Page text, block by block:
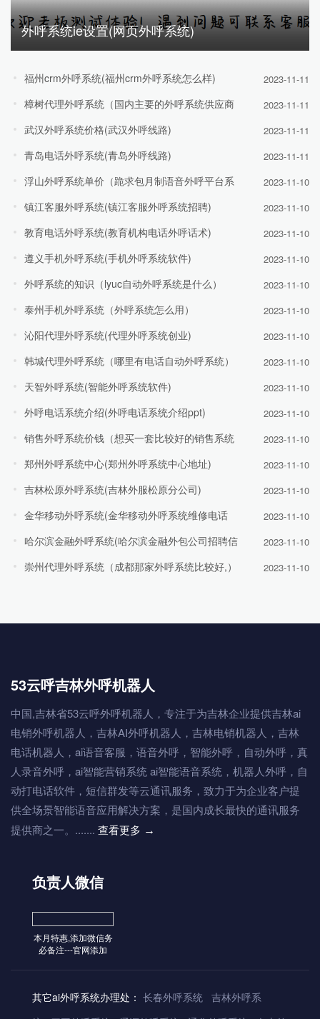
外呼系统ie设置(网页外呼系统)
福州crm外呼系统(福州crm外呼系统怎么样) 2023-11-11
樟树代理外呼系统（国内主要的外呼系统供应商 2023-11-11
武汉外呼系统价格(武汉外呼线路) 2023-11-11
青岛电话外呼系统(青岛外呼线路) 2023-11-11
浮山外呼系统单价（跪求包月制语音外呼平台系 2023-11-10
镇江客服外呼系统(镇江客服外呼系统招聘) 2023-11-10
教育电话外呼系统(教育机构电话外呼话术) 2023-11-10
遵义手机外呼系统(手机外呼系统软件) 2023-11-10
外呼系统的知识（lyuc自动外呼系统是什么） 2023-11-10
泰州手机外呼系统（外呼系统怎么用） 2023-11-10
沁阳代理外呼系统(代理外呼系统创业) 2023-11-10
韩城代理外呼系统（哪里有电话自动外呼系统） 2023-11-10
天智外呼系统(智能外呼系统软件) 2023-11-10
外呼电话系统介绍(外呼电话系统介绍ppt) 2023-11-10
销售外呼系统价钱（想买一套比较好的销售系统 2023-11-10
郑州外呼系统中心(郑州外呼系统中心地址) 2023-11-10
吉林松原外呼系统(吉林外服松原分公司) 2023-11-10
金华移动外呼系统(金华移动外呼系统维修电话 2023-11-10
哈尔滨金融外呼系统(哈尔滨金融外包公司招聘信 2023-11-10
崇州代理外呼系统（成都那家外呼系统比较好,） 2023-11-10
53云呼吉林外呼机器人
中国,吉林省53云呼外呼机器人，专注于为吉林企业提供吉林ai
电销外呼机器人，吉林AI外呼机器人，吉林电销机器人，吉林
电话机器人，ai语音客服，语音外呼，智能外呼，自动外呼，真
人录音外呼，ai智能营销系统 ai智能语音系统，机器人外呼，自
动打电话软件，短信群发等云通讯服务，致力于为企业客户提
供全场景智能语音应用解决方案，是国内成长最快的通讯服务
提供商之一。....... 查看更多 →
负责人微信
本月特惠,添加微信务
必备注---官网添加
其它ai外呼系统办理处： 长春外呼系统 吉林外呼系